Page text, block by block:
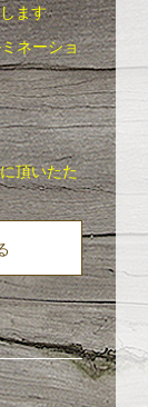
ます
ネーショ
頂いたた